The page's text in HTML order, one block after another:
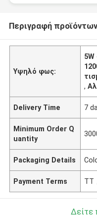
Περιγραφή προϊόντων
Υψηλό φως:
,
Delivery Time 7
Minimum Order Q
uantity
Packaging Details
Payment Terms TT
Δείτε